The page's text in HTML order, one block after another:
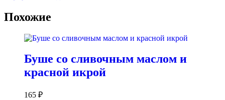
овощами
сырным
Похожие
Буше со сливочным маслом и
красной икрой
165 ₽